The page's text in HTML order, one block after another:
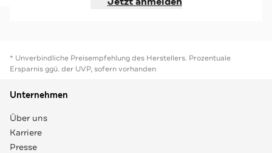
* Unverbindliche Preisempfehlung des Herstellers. Prozentuale
Ersparnis ggü. der UVP, sofern vorhanden
Unternehmen
Über uns
Karriere
Presse